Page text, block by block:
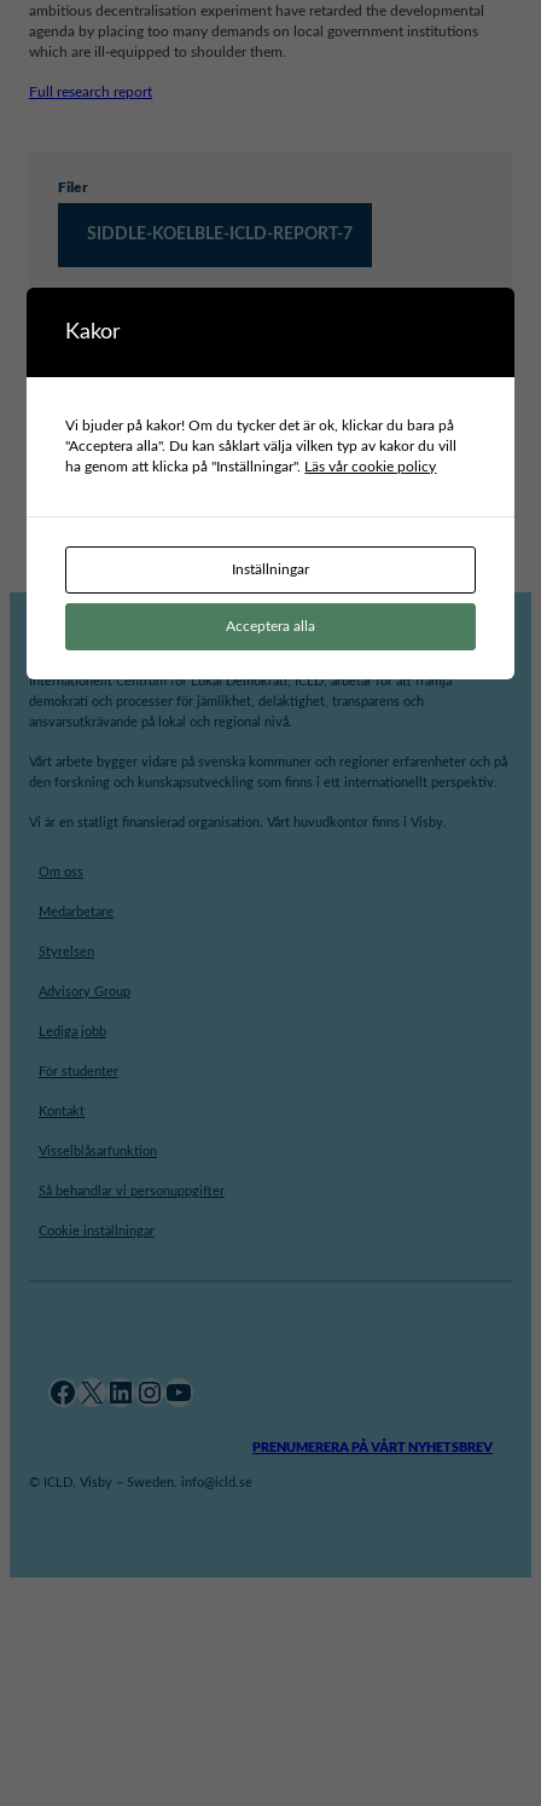
ambitious decentralisation experiment have retarded the developmental
agenda by placing too many demands on local government institutions
which are ill-equipped to shoulder them.
Full research report
Filer
SIDDLE-KOELBLE-ICLD-REPORT-7
INCLUSIVE LEADERSHIP AND GOVERNANCE
Tema
Internationellt Centrum för Lokal Demokrati, ICLD, arbetar för att främja
demokrati och processer för jämlikhet, delaktighet, transparens och
ansvarsutkrävande på lokal och regional nivå.
Vårt arbete bygger vidare på svenska kommuner och regioner erfarenheter och på
den forskning och kunskapsutveckling som finns i ett internationellt perspektiv.
Vi är en statligt finansierad organisation. Vårt huvudkontor finns i Visby.
Om oss
Medarbetare
Styrelsen
Advisory Group
Lediga jobb
För studenter
Kontakt
Visselblåsarfunktion
Så behandlar vi personuppgifter
Cookie inställningar
Facebook X LinkedIn InstagramYouTube
PRENUMERERA PÅ VÅRT NYHETSBREV
© ICLD, Visby – Sweden. info@icld.se
Kakor
Vi bjuder på kakor! Om du tycker det är ok, klickar du bara på
"Acceptera alla". Du kan såklart välja vilken typ av kakor du vill
ha genom att klicka på "Inställningar".
Läs vår cookie policy
Inställningar
Acceptera alla